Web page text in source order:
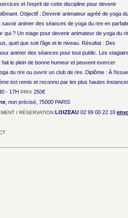
et l’esprit de cette discipline pour devenir
Objectif : Devenir animateur agréé de yoga
savoir animer des séances de yoga du rire en
qui ? Un stage pour devenir animateur de yoga du
quel que soit l’âge et le niveau. Résultat : Des
animer des séances pour tout public. Les
le plein de bonne humeur et peuvent exercer
du rire ou ouvrir un club de rire. Diplôme : À
est remis et reconnu par les plus hautes
- 17H PRIX 250€
, non précisé, 75000 PARIS
/ RÉSERVATION LOIZEAU 02 99 00 22 10